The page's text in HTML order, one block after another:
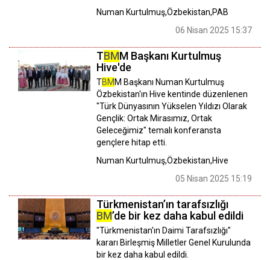
Numan Kurtulmuş,Özbekistan,PAB
06 Nisan 2025 15:37
TBMM Başkanı Kurtulmuş
Hive'de
TBM M Başkanı Numan Kurtulmuş
Özbekistan'ın Hive kentinde düzenlenen
"Türk Dünyasının Yükselen Yıldızı Olarak
Gençlik: Ortak Mirasımız, Ortak
Geleceğimiz" temalı konferansta
gençlere hitap etti.
Numan Kurtulmuş,Özbekistan,Hive
05 Nisan 2025 15:19
Türkmenistan’ın tarafsızlığı
BM’de bir kez daha kabul edildi
"Türkmenistan'ın Daimi Tarafsızlığı"
kararı Birleşmiş Milletler Genel Kurulunda
bir kez daha kabul edildi.